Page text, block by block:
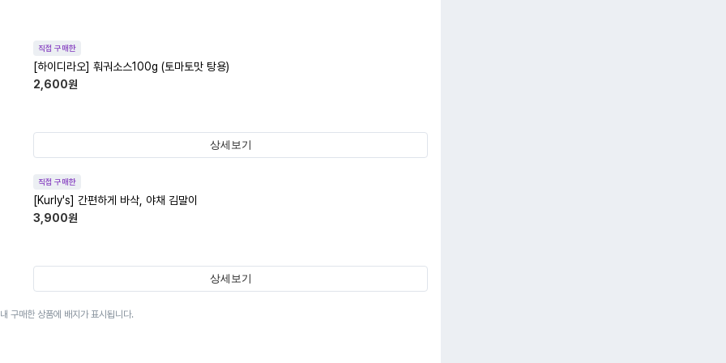
직접 구매한
[하이디라오] 훠궈소스100g (토마토맛 탕용)
2,600원
상세보기
직접 구매한
[Kurly's] 간편하게 바삭, 야채 김말이
3,900원
상세보기
구매한 상품에 배지가 표시됩니다.